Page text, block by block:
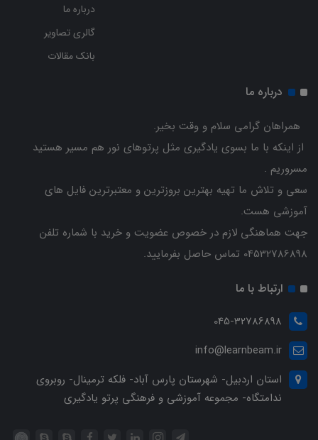
درباره ما
گالری تصاویر
بانک مقالات
درباره ما
همراهان گرامی سلام و وقت بخیر.
از اینکه با ما بسوی یادگیری مثل پرتوهای نور هم مسیر هستید
مسروریم .
سعی و تلاش ما تهیه بهترین بروزترین و معتبرترین فایل های
آموزشی هست.
جهت هماهنگی لازم در خصوص عضویت و خرید با شماره تلفن
04532786898 تماس حاصل بفرمایید.
ارتباط با ما
045-32786898
info@learnbeam.ir
استان اردبیل- شهرستان پارس آباد- فلکه ترمینال- روبروی
ندامتگاه- مجموعه آموزشی و فرهنگی پرتو یادگیری